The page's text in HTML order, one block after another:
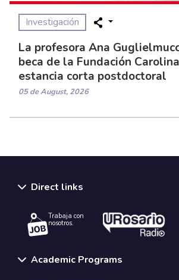
Investigación
La profesora Ana
beca de la Fundación
estancia corta postdoctoral
05 de August, 2026
Direct links
Trabaja con
nosotros.
Academic Programs